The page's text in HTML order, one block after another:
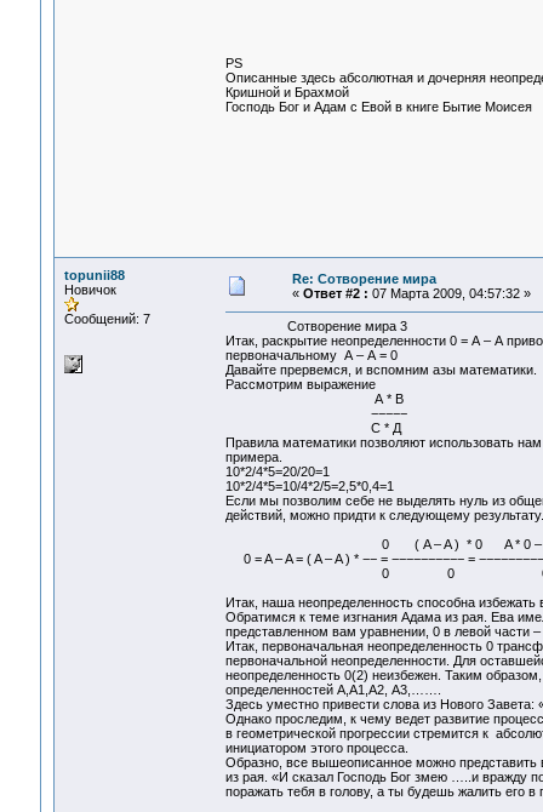
PS
Описанные здесь абсолютная и дочерняя
Кришной и Брахмой
Господь Бог и Адам с Евой в книге Бытие Моисея
topunii88
Новичок
Сообщений: 7
Re: Сотворение мира
« Ответ #2 : 07 Марта 2009, 04:57:32 »
Сотворение мира 3
Итак, раскрытие неопределенности 0 = А – А
первоначальному А – А = 0
Давайте прервемся, и вспомним азы математики.
Рассмотрим выражение
А * В
−−−−−
С * Д
Правила математики позволяют использовать
примера.
10*2/4*5=20/20=1
10*2/4*5=10/4*2/5=2,5*0,4=1
Если мы позволим себе не выделять нуль из
действий, можно придти к следующему результату.
0 ( A – A ) * 0 A * 0
0 = A – A = ( A – A ) * −− = −−−−−−−−−−
0 0 0
Итак, наша неопределенность способна
Обратимся к теме изгнания Адама из рая. Ева
представленном вам уравнении, 0 в левой
Итак, первоначальная неопределенность 0
первоначальной неопределенности. Для
неопределенность 0(2) неизбежен. Таким
определенностей А,А1,А2, А3,…….
Здесь уместно привести слова из Нового
Однако проследим, к чему ведет развитие
в геометрической прогрессии стремится к
инициатором этого процесса.
Образно, все вышеописанное можно
из рая. «И сказал Господь Бог змею …..и вражду
поражать тебя в голову, а ты будешь жалить его в